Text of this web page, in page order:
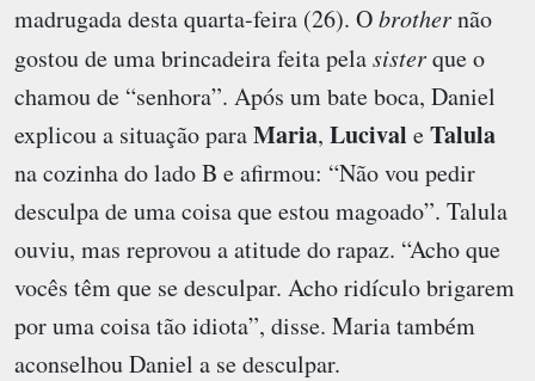
madrugada desta quarta-feira (26). Obrothernão
gostou de uma brincadeira feita pelasisterque o
chamou de “senhora”. Após um bate boca, Daniel
explicou a situação paraMaria, Lucival eTalula
na cozinha do lado B e afirmou: “Não vou pedir
desculpa de uma coisa que estou magoado”. Talula
ouviu, mas reprovou a atitude do rapaz. “Acho que
vocês têm que se desculpar. Acho ridículo brigarem
por uma coisa tão idiota”, disse. Maria também
aconselhou Daniel a se desculpar.